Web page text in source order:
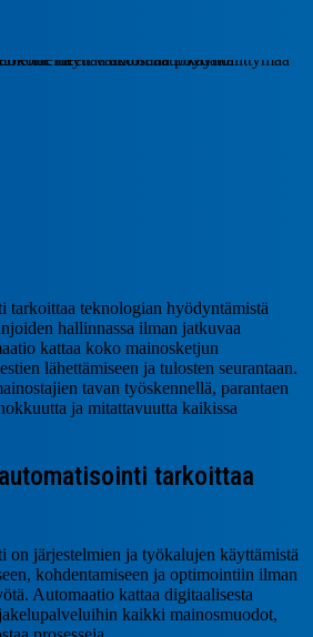
tarkoittaa teknologian hyödyntämistä
hallinnassa ilman jatkuvaa
kattaa koko mainosketjun
lähettämiseen ja tulosten seurantaan.
tavan työskennellä, parantaen
ja mitattavuutta kaikissa
tarkoittaa
on järjestelmien ja työkalujen käyttämistä
kohdentamiseen ja optimointiin ilman
Automaatio kattaa digitaalisesta
kaikki mainosmuodot,